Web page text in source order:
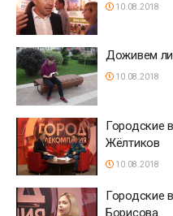
10.08.2018
Доживем
10.08.2018
Городские
Жёлтиков
10.08.2018
Городские
Борисова